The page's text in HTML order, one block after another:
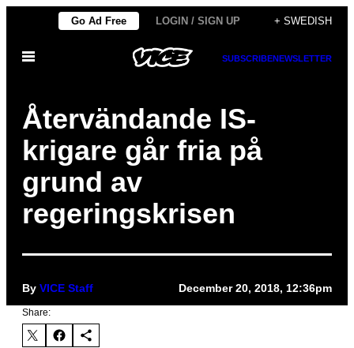
content
Go Ad Free LOGIN / SIGN UP + SWEDISH
Open
SUBSCRIBENEWSLETTER
Återvändande IS-
krigare går fria på
grund av
regeringskrisen
By VICE Staff December 20, 2018, 12:36pm
Share: